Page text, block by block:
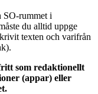
SO-rummet i
du alltid uppge
texten och varifrån
som redaktionellt
(appar) eller